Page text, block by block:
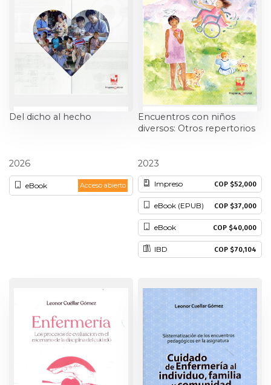
Ciencias Sociales
Conflicto Armado
Construcción de paz
Diseño
Economía
Estudios editoriales
Estudios regionales
Filosofía
Del dicho al hecho
2026
eBook Acceso abierto
Encuentros con niños
diversos: Otros repertorios
2023
Impreso COP $52,000
eBook (EPUB) COP $37,000
eBook COP $40,000
IBD COP $70,104